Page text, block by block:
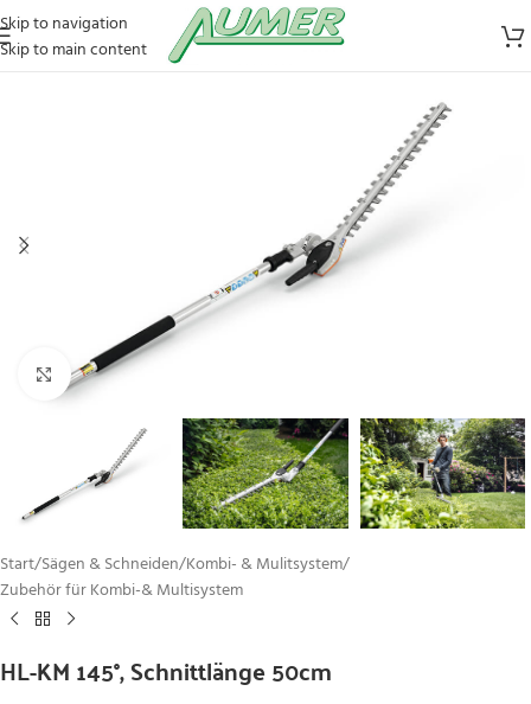
Skip to navigation
Skip to main content
Zum Vergrößern klicken
Start/Sägen & Schneiden/Kombi- & Mulitsystem/
Zubehör für Kombi-& Multisystem
HL-KM 145°, Schnittlänge 50cm